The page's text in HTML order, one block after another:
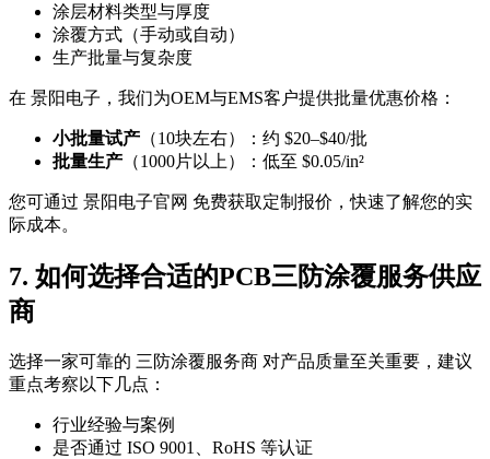
涂层材料类型与厚度
涂覆方式（手动或自动）
生产批量与复杂度
在 景阳电子，我们为OEM与EMS客户提供批量优惠价格：
小批量试产 （10块左右）：约 $20–$40/批
批量生产 （1000片以上）：低至 $0.05/in²
您可通过 景阳电子官网 免费获取定制报价，快速了解您的实
际成本。
7. 如何选择合适的PCB三防涂覆服务供应
商
选择一家可靠的 三防涂覆服务商 对产品质量至关重要，建议
重点考察以下几点：
行业经验与案例
是否通过 ISO 9001、RoHS 等认证